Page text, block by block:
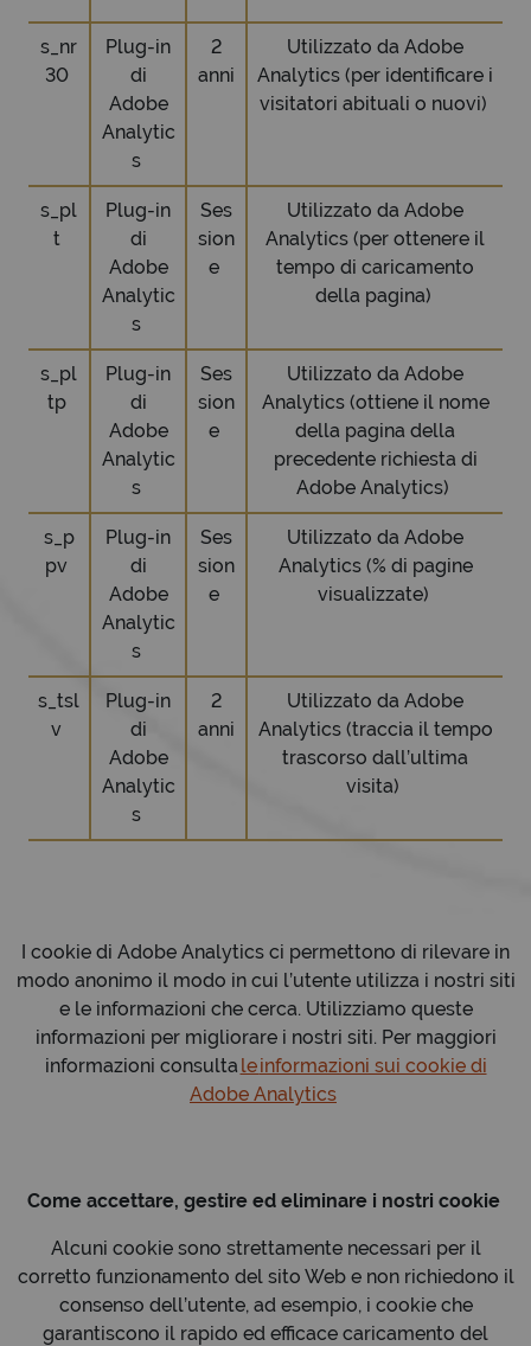
s_nr
30
Plug-in
di
Adobe
Analytic
s
2
anni
Utilizzato da Adobe
Analytics (per identificare i
visitatori abituali o nuovi)
s_pl
t
Plug-in
di
Adobe
Analytic
s
Ses
sion
e
Utilizzato da Adobe
Analytics (per ottenere il
tempo di caricamento
della pagina)
s_pl
tp
Plug-in
di
Adobe
Analytic
s
Ses
sion
e
Utilizzato da Adobe
Analytics (ottiene il nome
della pagina della
precedente richiesta di
Adobe Analytics)
s_p
pv
Plug-in
di
Adobe
Analytic
s
Ses
sion
e
Utilizzato da Adobe
Analytics (% di pagine
visualizzate)
s_tsl
v
Plug-in
di
Adobe
Analytic
s
2
anni
Utilizzato da Adobe
Analytics (traccia il tempo
trascorso dall’ultima
visita)
I cookie di Adobe Analytics ci permettono di rilevare in
modo anonimo il modo in cui l’utente utilizza i nostri siti
e le informazioni che cerca. Utilizziamo queste
informazioni per migliorare i nostri siti. Per maggiori
informazioni consulta leinformazioni sui cookie di
Adobe Analytics
Come accettare, gestire ed eliminare i nostri cookie
Alcuni cookie sono strettamente necessari per il
corretto funzionamento del sito Web e non richiedono il
consenso dell’utente, ad esempio, i cookie che
garantiscono il rapido ed efficace caricamento del